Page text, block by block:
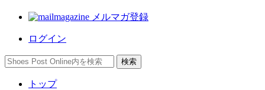
メルマガ登録
ログイン
トップ